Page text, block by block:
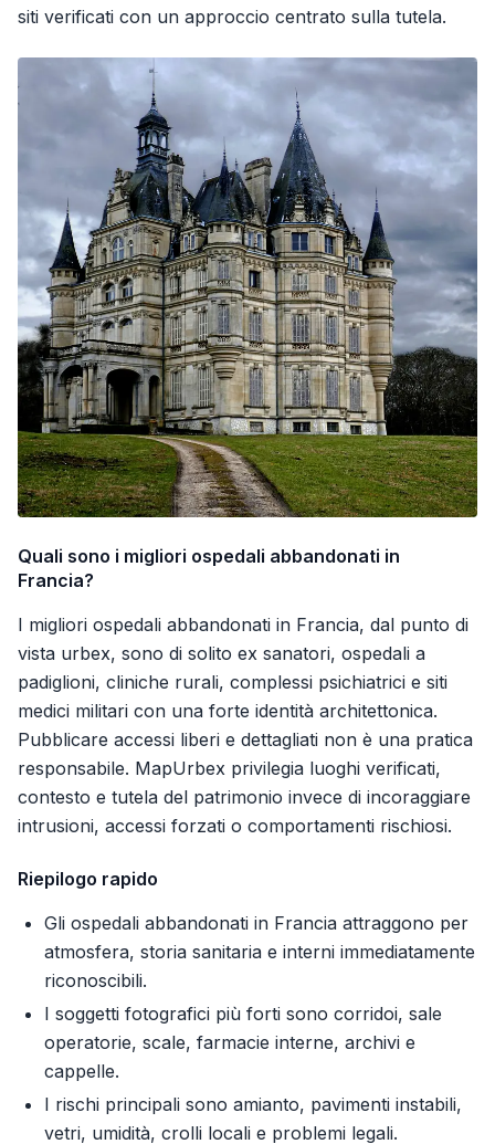
siti verificati con un approccio centrato sulla tutela.
Quali sono i migliori ospedali abbandonati in
Francia?
I migliori ospedali abbandonati in Francia, dal punto di
vista urbex, sono di solito ex sanatori, ospedali a
padiglioni, cliniche rurali, complessi psichiatrici e siti
medici militari con una forte identità architettonica.
Pubblicare accessi liberi e dettagliati non è una pratica
responsabile. MapUrbex privilegia luoghi verificati,
contesto e tutela del patrimonio invece di incoraggiare
intrusioni, accessi forzati o comportamenti rischiosi.
Riepilogo rapido
Gli ospedali abbandonati in Francia attraggono per
atmosfera, storia sanitaria e interni immediatamente
riconoscibili.
I soggetti fotografici più forti sono corridoi, sale
operatorie, scale, farmacie interne, archivi e
cappelle.
I rischi principali sono amianto, pavimenti instabili,
vetri, umidità, crolli locali e problemi legali.